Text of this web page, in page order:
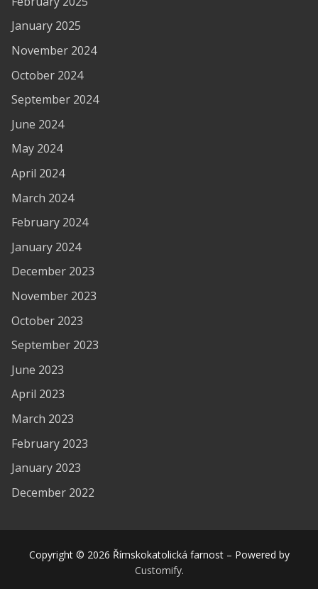
January 2025
November 2024
October 2024
September 2024
June 2024
May 2024
April 2024
March 2024
February 2024
January 2024
December 2023
November 2023
October 2023
September 2023
June 2023
April 2023
March 2023
February 2023
January 2023
December 2022
Copyright © 2026 Římskokatolická farnost – Powered by
Customify.